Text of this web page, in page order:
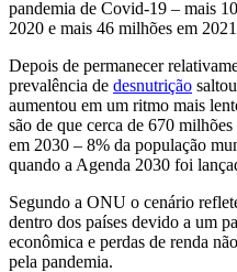
pandemia de Covid-19 – mais
2020 e mais 46 milhões em
Depois de permanecer
prevalência de desnutrição
aumentou em um ritmo mais
são de que cerca de 670
em 2030 – 8% da população
quando a Agenda 2030 foi
Segundo a ONU o cenário
dentro dos países devido a um
econômica e perdas de renda
pela pandemia.